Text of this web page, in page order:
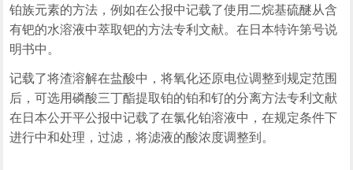
铂族元素的方法，例如在公报中记载了使用二烷基硫醚从含
有钯的水溶液中萃取钯的方法专利文献。在日本特许第号说
明书中。
记载了将渣溶解在盐酸中，将氧化还原电位调整到规定范围
后，可选用磷酸三丁酯提取铂的铂和钌的分离方法专利文献
在日本公开平公报中记载了在氯化铂溶液中，在规定条件下
进行中和处理，过滤，将滤液的酸浓度调整到。